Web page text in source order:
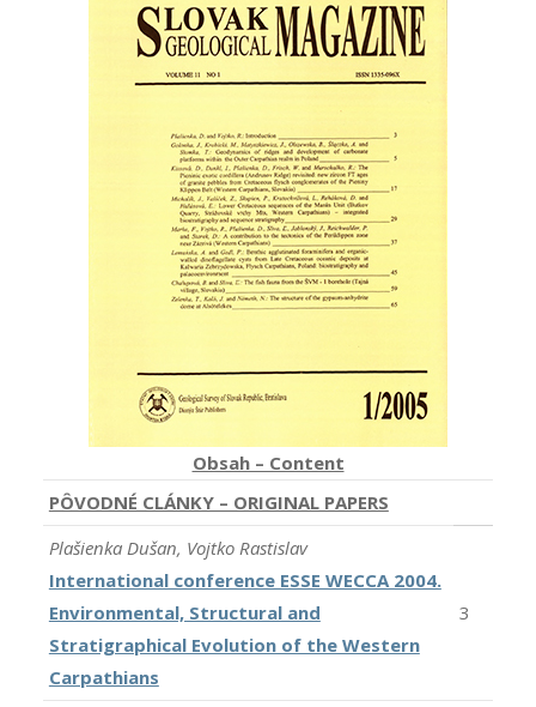
Obsah – Content
PÔVODNÉ CLÁNKY – ORIGINAL PAPERS
Plašienka Dušan, Vojtko Rastislav
International conference ESSE WECCA 2004.
Environmental, Structural and
Stratigraphical Evolution of the Western
Carpathians
3